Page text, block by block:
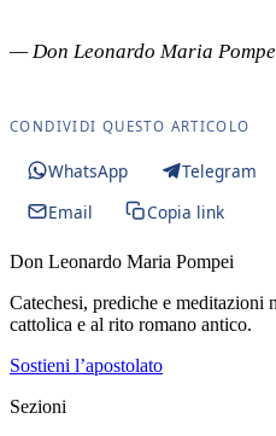
— Don Leonardo Maria
CONDIVIDI QUESTO ARTICOLO
WhatsApp Telegram
Email
Copia link
Don Leonardo Maria Pompei
Catechesi, prediche e meditazioni
cattolica e al rito romano antico.
Sostieni l’apostolato
Sezioni